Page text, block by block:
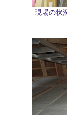
現場の状